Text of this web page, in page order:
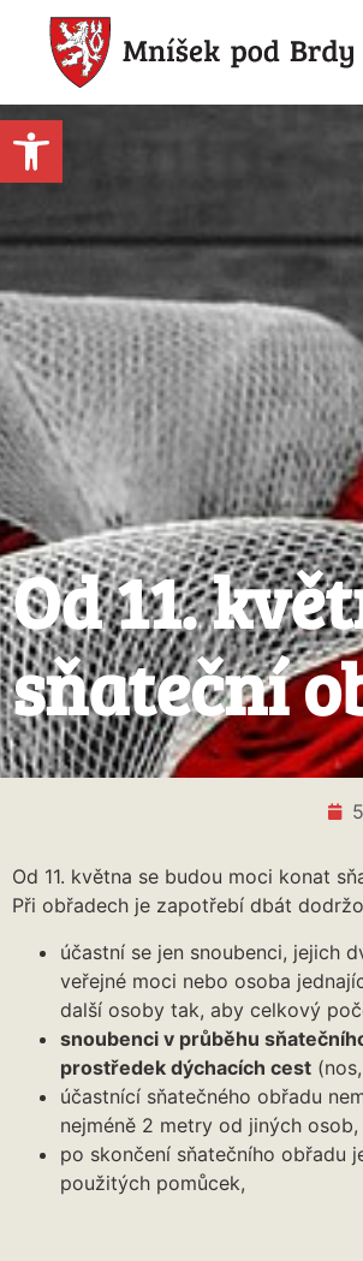
Open toolbar
Od 11.
sňateční
Od 11. května se budou moci konat
Při obřadech je zapotřebí dbát
účastní se jen snoubenci, jejich
veřejné moci nebo osoba
další osoby tak, aby celkový
snoubenci v průběhu
prostředek dýchacích cest
účastnící sňatečného obřadu
nejméně 2 metry od jiných osob,
po skončení sňatečního obřadu
použitých pomůcek,